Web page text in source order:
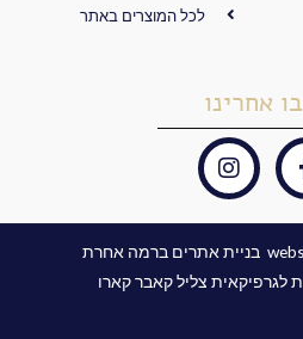
לכל המוצרים באתר
אחרינו
I
n
s
t
a
g
לגרפיקאית צליל קאבר קארו